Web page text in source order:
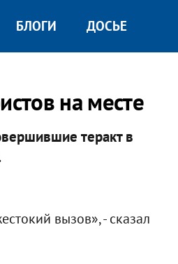
БЛОГИ ДОСЬЕ
на месте
теракт в
вызов», - сказал